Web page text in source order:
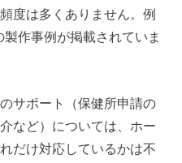
度は多くありません。例
作事例が掲載されていま
サポート（保健所申請の
など）については、ホー
だけ対応しているかは不